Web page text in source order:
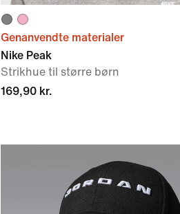
Genanvendte materialer
Nike Peak
Strikhue til større børn
169,90 kr.